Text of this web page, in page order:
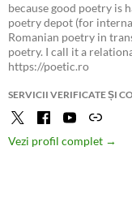
because good poetry is
poetry depot (for
Romanian poetry in
poetry. I call it a
https://poetic.ro
SERVICII VERIFICATE ȘI
Vezi profil complet →